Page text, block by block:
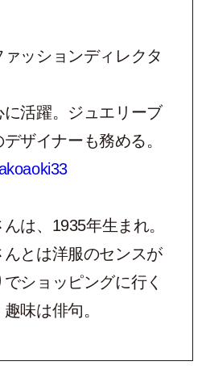
ッションディレクタ
活躍。ジュエリーブ
ザイナーも務める。
は、1935年生まれ。
とは洋服のセンスが
ショッピングに行く
味は俳句。